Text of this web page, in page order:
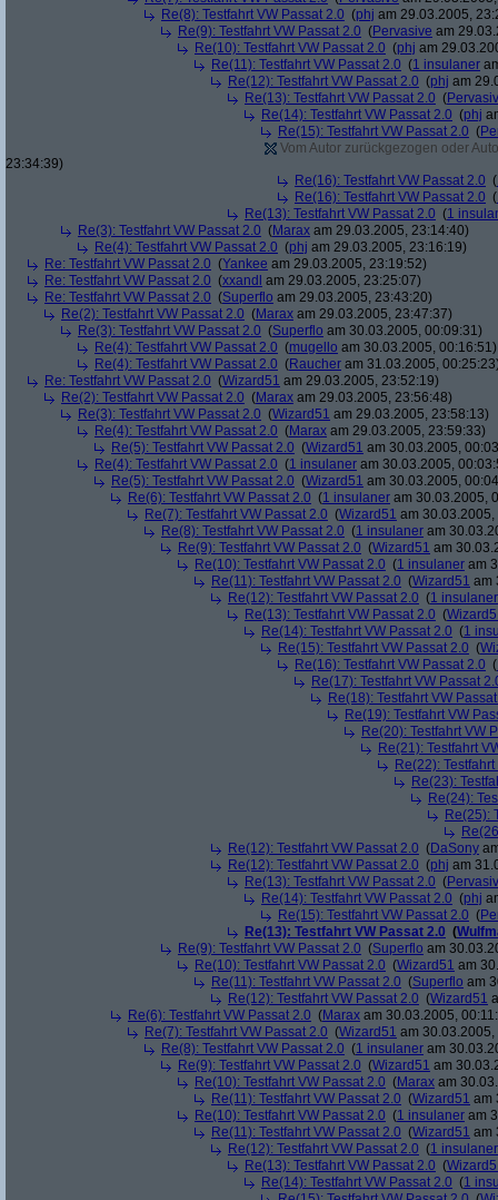
Re(8): Testfahrt VW Passat 2.0 (phj am 29.03.2005,
Re(9): Testfahrt VW Passat 2.0 (Pervasive am
Re(10): Testfahrt VW Passat 2.0 (phj am
Re(11): Testfahrt VW Passat 2.0 (1 insulaner
Re(12): Testfahrt VW Passat 2.0 (phj am
Re(13): Testfahrt VW Passat 2.0 (
Re(14): Testfahrt VW Passat 2.0 (phj
Re(15): Testfahrt VW Passat 2.0 (
Vom Autor zurückgezogen oder
23:34:39)
Re(16): Testfahrt VW Passat 2.0 (
Re(16): Testfahrt VW Passat 2.0 (
Re(13): Testfahrt VW Passat 2.0 (1
Re(3): Testfahrt VW Passat 2.0 (Marax am 29.03.2005, 23:14:40)
Re(4): Testfahrt VW Passat 2.0 (phj am 29.03.2005, 23:16:19)
Re: Testfahrt VW Passat 2.0 (Yankee am 29.03.2005, 23:19:52)
Re: Testfahrt VW Passat 2.0 (xxandl am 29.03.2005, 23:25:07)
Re: Testfahrt VW Passat 2.0 (Superflo am 29.03.2005, 23:43:20)
Re(2): Testfahrt VW Passat 2.0 (Marax am 29.03.2005, 23:47:37)
Re(3): Testfahrt VW Passat 2.0 (Superflo am 30.03.2005, 00:09:31)
Re(4): Testfahrt VW Passat 2.0 (mugello am 30.03.2005, 00:16:51)
Re(4): Testfahrt VW Passat 2.0 (Raucher am 31.03.2005,
Re: Testfahrt VW Passat 2.0 (Wizard51 am 29.03.2005, 23:52:19)
Re(2): Testfahrt VW Passat 2.0 (Marax am 29.03.2005, 23:56:48)
Re(3): Testfahrt VW Passat 2.0 (Wizard51 am 29.03.2005, 23:58:13)
Re(4): Testfahrt VW Passat 2.0 (Marax am 29.03.2005, 23:59:33)
Re(5): Testfahrt VW Passat 2.0 (Wizard51 am 30.03.2005,
Re(4): Testfahrt VW Passat 2.0 (1 insulaner am 30.03.2005,
Re(5): Testfahrt VW Passat 2.0 (Wizard51 am 30.03.2005,
Re(6): Testfahrt VW Passat 2.0 (1 insulaner am 30.03.2005,
Re(7): Testfahrt VW Passat 2.0 (Wizard51 am
Re(8): Testfahrt VW Passat 2.0 (1 insulaner am
Re(9): Testfahrt VW Passat 2.0 (Wizard51 am
Re(10): Testfahrt VW Passat 2.0 (1 insulaner am
Re(11): Testfahrt VW Passat 2.0 (Wizard51 am
Re(12): Testfahrt VW Passat 2.0 (1 insulaner
Re(13): Testfahrt VW Passat 2.0 (
Re(14): Testfahrt VW Passat 2.0 (1
Re(15): Testfahrt VW Passat 2.0 (
Re(16): Testfahrt VW Passat 2.0 (
Re(17): Testfahrt VW Passat
Re(18): Testfahrt VW
Re(19): Testfahrt VW
Re(20): Testfahrt VW
Re(21): Testfahrt
Re(22):
Re(23):
Re(24):
Re(25):
Re(12): Testfahrt VW Passat 2.0 (DaSony
Re(12): Testfahrt VW Passat 2.0 (phj am
Re(13): Testfahrt VW Passat 2.0 (
Re(14): Testfahrt VW Passat 2.0 (phj
Re(15): Testfahrt VW Passat 2.0 (
Re(13): Testfahrt VW Passat 2.0 (
Re(9): Testfahrt VW Passat 2.0 (Superflo am
Re(10): Testfahrt VW Passat 2.0 (Wizard51 am
Re(11): Testfahrt VW Passat 2.0 (Superflo am
Re(12): Testfahrt VW Passat 2.0 (Wizard51
Re(6): Testfahrt VW Passat 2.0 (Marax am 30.03.2005,
Re(7): Testfahrt VW Passat 2.0 (Wizard51 am
Re(8): Testfahrt VW Passat 2.0 (1 insulaner am
Re(9): Testfahrt VW Passat 2.0 (Wizard51 am
Re(10): Testfahrt VW Passat 2.0 (Marax am
Re(11): Testfahrt VW Passat 2.0 (Wizard51 am
Re(10): Testfahrt VW Passat 2.0 (1 insulaner am
Re(11): Testfahrt VW Passat 2.0 (Wizard51 am
Re(12): Testfahrt VW Passat 2.0 (1 insulaner
Re(13): Testfahrt VW Passat 2.0 (
Re(14): Testfahrt VW Passat 2.0 (1